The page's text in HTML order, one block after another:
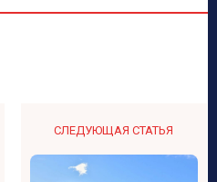
СЛЕДУЮЩАЯ СТАТЬЯ